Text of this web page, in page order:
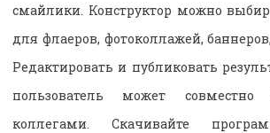
смайлики. Конструктор можно
для флаеров, фотоколлажей,
Редактировать и публиковать
пользователь может
коллегами. Скачивайте